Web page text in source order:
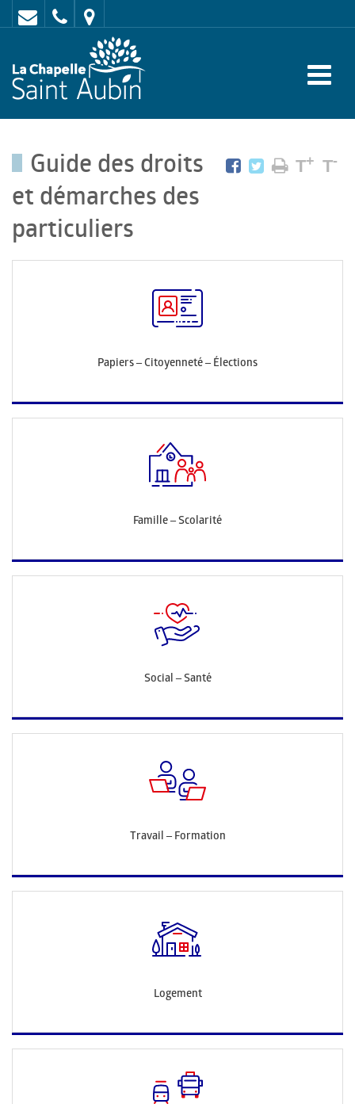
Contact
02
47
62
:
rue
de
-
LA
Guide des droits
et démarches des
particuliers
T+ T-
Papiers – Citoyenneté – Élections
Famille – Scolarité
Social – Santé
Travail – Formation
Logement